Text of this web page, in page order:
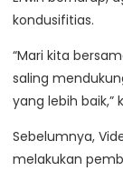
kondusifitias.
“Mari kita
saling
yang lebih baik,”
Sebelumnya,
melakukan